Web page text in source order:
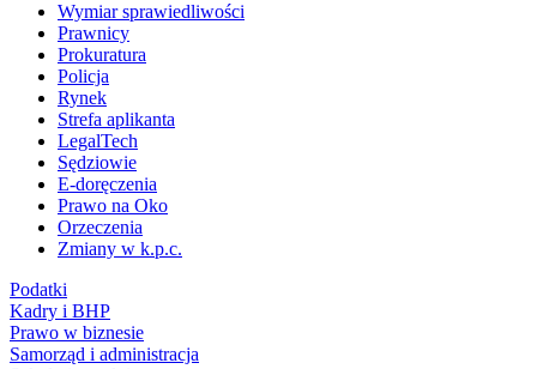
Wymiar sprawiedliwości
Prawnicy
Prokuratura
Policja
Rynek
Strefa aplikanta
LegalTech
Sędziowie
E-doręczenia
Prawo na Oko
Orzeczenia
Zmiany w k.p.c.
Podatki
Kadry i BHP
Prawo w biznesie
Samorząd i administracja